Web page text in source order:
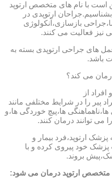
است با نام های متخصص ارتوپد
ارتوپدی در
بازسازی،آنکولوژی
نیز فعالیت می کنند.
های جراحی ارتوپدی بسته به
باشد.
می کند؟
از
پیر را در شرایط مختلفی مانند
ها،پیچ خوردگی ها،و
توانند درمان کنند.
ارتوپد،فرد بیمار و
پزشک خود پیروی کرده و با
بروند.
ارتوپد درمان می شود: